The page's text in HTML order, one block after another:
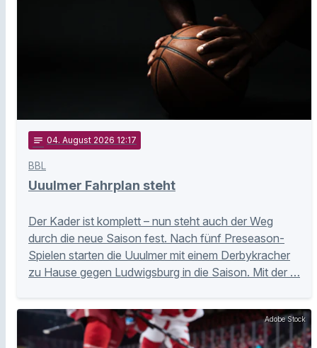
notes 04. August 2026 12:17
BBL
Uuulmer Fahrplan steht
Der Kader ist komplett – nun steht auch der Weg
durch die neue Saison fest. Nach fünf Preseason-
Spielen starten die Uuulmer mit einem Derbykracher
zu Hause gegen Ludwigsburg in die Saison. Mit der …
Adobe Stock